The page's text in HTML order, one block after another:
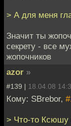
> А для меня
Значит ты
секрету - все
жопочников
azor »
#139 | 18.04.08
Кому: SBrebor,
> Что-то Ксюшу